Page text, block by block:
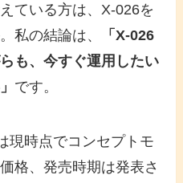
ている方は、X-026を
私の結論は、
「X-026
も、今すぐ運用したい
です。
現時点でコンセプトモ
格、発売時期は発表さ